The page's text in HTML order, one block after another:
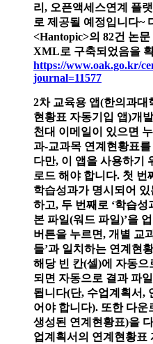
리, 오픈액세스연계 플
로 제공될 예정입니다~
<Hantopic>의 82건 논
XML로 구축되었음을
https://www.oak.go.kr/
journal=11577
2차 교육용 앱(한의과대
현황표 자동기입 앱)개
천대 이메일이 있으면
과-교과목 연계현황표
다만, 이 앱을 사용하기
로드 해야 합니다. 첫 번
학습성과가 명시되어
하고, 두 번째로 ‘학습성
본 파일(워드 파일)’을
버튼을 누르면, 개별 교
들’과 일치하는 연계현
해당 빈 칸(셀)에 자동으
되면 자동으로 결과 파
됩니다(단, 수업계획서,
어야 합니다). 또한 다운
생성된 연계현황표)을
업계획서의 연계현황표